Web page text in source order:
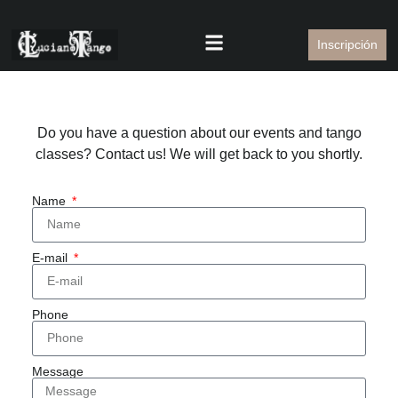
Inscripción
Do you have a question about our events and tango
classes? Contact us! We will get back to you shortly.
Name
E-mail
Phone
Message